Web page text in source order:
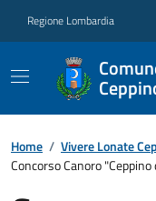
Regione Lombardia
Home / Vivere Lonate
Concorso Canoro "Ceppino